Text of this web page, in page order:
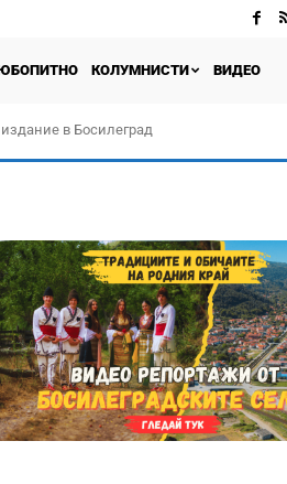
КОЛУМНИСТИ ВИДЕО
в Босилеград